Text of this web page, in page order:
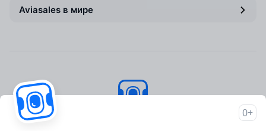
Aviasales в мире
0+